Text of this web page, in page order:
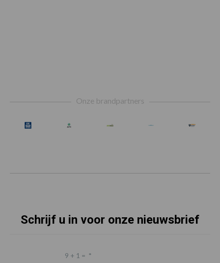
Onze brandpartners
Schrijf u in voor onze nieuwsbrief
9 + 1 = *